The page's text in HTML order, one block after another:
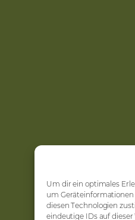
Um dir ein optimales
um
diesen Technologien
eindeutige IDs auf